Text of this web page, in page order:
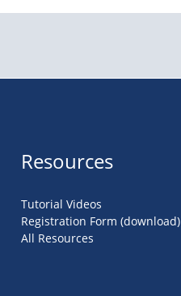
Resources
Tutorial Videos
Registration Form (download)
All Resources